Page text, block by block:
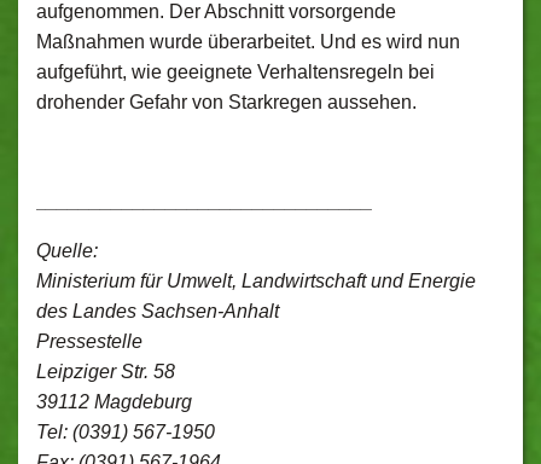
aufgenommen. Der Abschnitt vorsorgende
Maßnahmen wurde überarbeitet. Und es wird nun
aufgeführt, wie geeignete Verhaltensregeln bei
drohender Gefahr von Starkregen aussehen.
Quelle:
Ministerium für Umwelt, Landwirtschaft und Energie
des Landes Sachsen-Anhalt
Pressestelle
Leipziger Str. 58
39112 Magdeburg
Tel: (0391) 567-1950